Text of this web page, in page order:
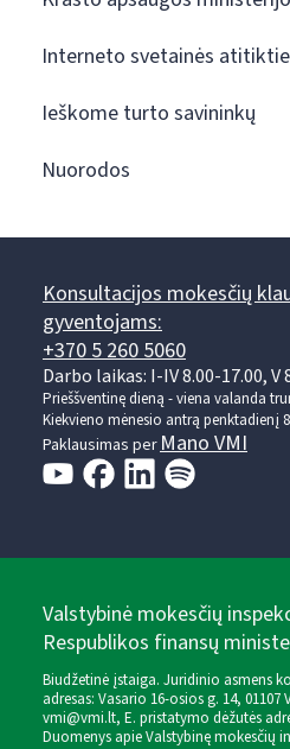
Interneto svetainės
Ieškome turto savininkų
Nuorodos
Konsultacijos mokesčių
gyventojams:
+370 5 260 5060
Darbo laikas: I-IV 8.00-17.00, V
Prieššventinę dieną - viena valanda
Kiekvieno mėnesio antrą penktadienį
Paklausimas perMano VMI
Valstybinė mokesčių
Respublikos finansų
Biudžetinė įstaiga. Juridinio asmens
adresas: Vasario 16-osios g. 14,
vmi@vmi.lt, E. pristatymo dėžutės
Duomenys apie Valstybinę mokesčių